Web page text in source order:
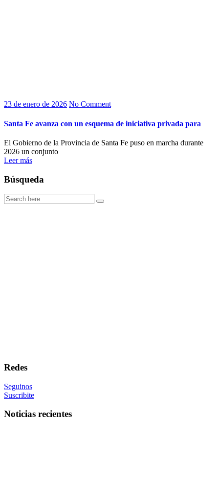
23 de enero de 2026 No Comment
Santa Fe avanza con un esquema de iniciativa privada para
El Gobierno de la Provincia de Santa Fe puso en marcha durante
2026 un conjunto
Leer más
Búsqueda
Redes
Seguinos
Suscribite
Noticias recientes